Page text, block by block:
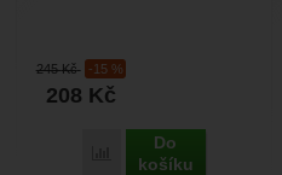
245Kč -15 %
208 Kč
Porovnat
Do
košíku